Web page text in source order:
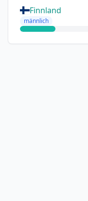
Finnland
männlich